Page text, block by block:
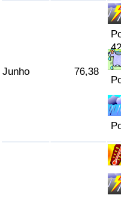
Junho 76,38
Indicador de Trânsito